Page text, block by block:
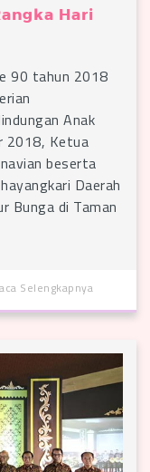
Hari
90 tahun 2018
Anak
2018, Ketua
beserta
Daerah
Bunga di Taman
Selengkapnya